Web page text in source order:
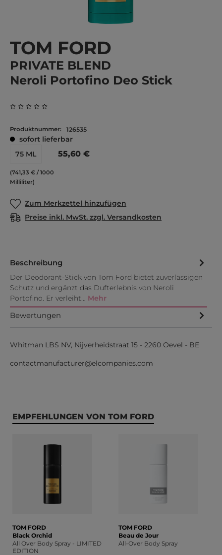
TOM FORD
PRIVATE BLEND
Neroli Portofino Deo Stick
Produktnummer: 126535
sofort lieferbar
75 ML
(741,33 € / 1000
Milliliter)
55,60 €
Zum Merkzettel hinzufügen
Preise inkl. MwSt. zzgl. Versandkosten
Beschreibung
Der Deodorant-Stick von Tom Ford bietet zuverlässigen
Schutz und ergänzt das Dufterlebnis von Neroli
Portofino. Er verleiht… Mehr
Bewertungen
Whitman LBS NV, Nijverheidstraat 15 - 2260 Oevel - BE
contactmanufacturer@elcompanies.com
Produktgalerie überspringen
EMPFEHLUNGEN VON TOM FORD
TOM FORD
Black Orchid
All Over Body Spray - LIMITED
EDITION
TOM FORD
Beau de Jour
All-Over Body Spray